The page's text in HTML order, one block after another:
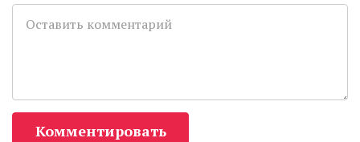
Комментировать